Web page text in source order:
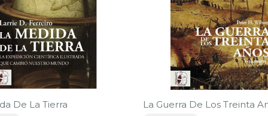
De La Tierra La Guerra De Los Treinta